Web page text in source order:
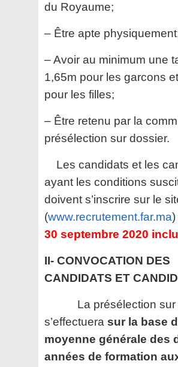
du Royaume;
– Être apte
– Avoir au minimum une
1,65m pour les garcons
pour les filles;
– Être retenu par la
présélection sur dossier.
Les candidats et les
ayant les conditions
doivent s’inscrire sur le
(www.recrutement.far.ma)
30 septembre 2020
II- CONVOCATION DES
CANDIDATS ET
La présélection sur
s’effectuera sur la base
moyenne générale des
années de formation